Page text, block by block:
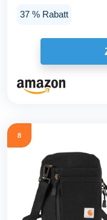
37 % Rabatt
8